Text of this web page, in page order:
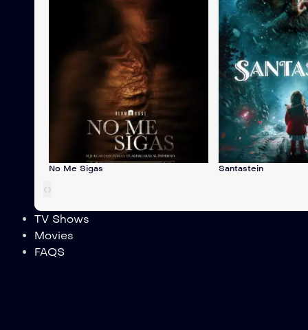
No Me Sigas Santastein
‹›
TV Shows
Movies
FAQS